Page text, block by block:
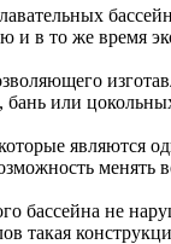
в то же время
бань или
являются
менять
бассейна не